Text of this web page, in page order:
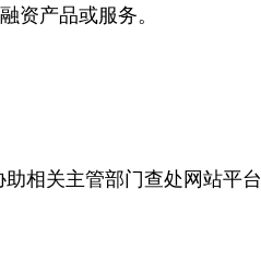
资产品或服务。
相关主管部门查处网站平